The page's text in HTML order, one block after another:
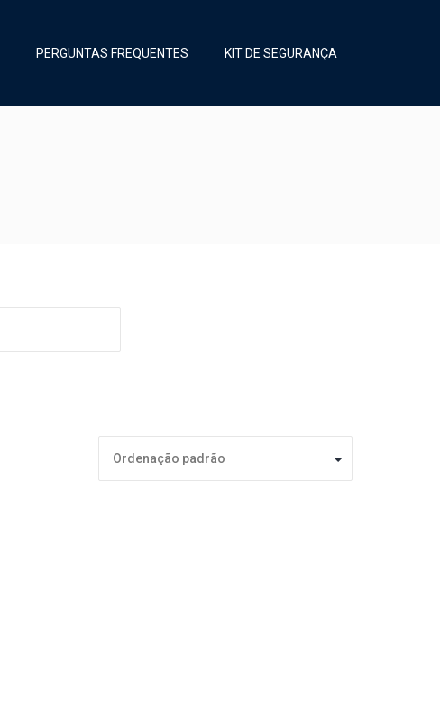
PERGUNTAS FREQUENTES KIT DE SEGURANÇA